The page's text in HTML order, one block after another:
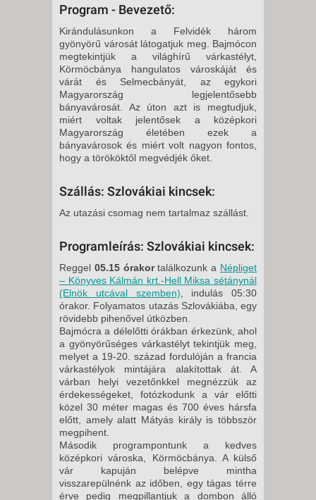
Program - Bevezető:
Kirándulásunkon a Felvidék három
gyönyörű városát látogatjuk meg. Bajmócon
megtekintjük a világhírű várkastélyt,
Körmöcbánya hangulatos városkáját és
várát és Selmecbányát, az egykori
Magyarország legjelentősebb
bányavárosát. Az úton azt is megtudjuk,
miért voltak jelentősek a középkori
Magyarország életében ezek a
bányavárosok és miért volt nagyon fontos,
hogy a törököktől megvédjék őket.
Szállás: Szlovákiai kincsek:
Az utazási csomag nem tartalmaz szállást.
Programleírás: Szlovákiai kincsek:
Reggel 05.15 órakortalálkozunk a Népliget
– Könyves Kálmán krt.-Hell Miksa sétánynál
(Elnök utcával szemben) , indulás 05:30
órakor. Folyamatos utazás Szlovákiába, egy
rövidebb pihenővel útközben.
Bajmócra a délelőtti órákban érkezünk, ahol
a gyönyörűséges várkastélyt tekintjük meg,
melyet a 19-20. század fordulóján a francia
várkastélyok mintájára alakítottak át. A
várban helyi vezetőnkkel megnézzük az
érdekességeket, fotózkodunk a vár előtti
közel 30 méter magas és 700 éves hársfa
előtt, amely alatt Mátyás király is többször
megpihent.
Második programpontunk a kedves
középkori városka, Körmöcbánya. A külső
vár kapuján belépve mintha
visszarepülnénk az időben, egy tágas térre
érve pedig megpillantjuk a dombon álló